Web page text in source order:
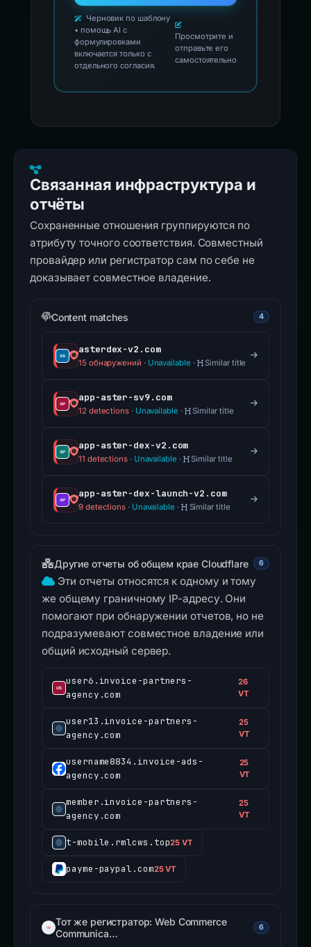
Черновик по шаблону
• помощь AI с
формулировками
включается только с
отдельного согласия.
Просмотрите и
отправьте его
самостоятельно
Связанная инфраструктура и
отчёты
Сохраненные отношения группируются по
атрибуту точного соответствия. Совместный
провайдер или регистратор сам по себе не
доказывает совместное владение.
Content matches 4
asterdex-v2.com
15 обнаружений · Unavailable · Similar title
app-aster-sv9.com
12 detections· Unavailable · Similar title
app-aster-dex-v2.com
11 detections· Unavailable · Similar title
app-aster-dex-launch-v2.com
9 detections · Unavailable · Similar title
Другие отчеты об общем крае Cloudflare 6
Эти отчеты относятся к одному и тому
же общему граничному IP-адресу. Они
помогают при обнаружении отчетов, но не
подразумевают совместное владение или
общий исходный сервер.
user6.invoice-partners-
agency.com
26
VT
user13.invoice-partners-
agency.com
25
VT
username8834.invoice-ads-
agency.com
25
VT
member.invoice-partners-
agency.com
25
VT
t-mobile.rmlcws.top25 VT
payme-paypal.com25 VT
Тот же регистратор: Web Commerce
Communica…
6